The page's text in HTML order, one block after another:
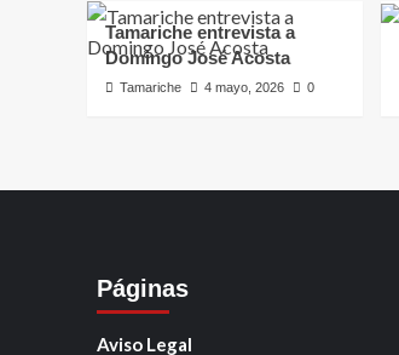
Tamariche entrevista a
Domingo José Acosta
Tamariche 4 mayo, 2026 0
Páginas
Aviso Legal